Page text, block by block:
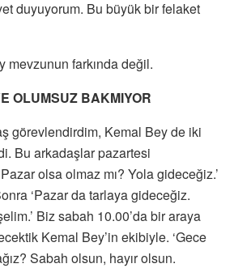
duyuyorum. Bu büyük bir felaket
mevzunun farkında değil.
OLUMSUZ BAKMIYOR
görevlendirdim, Kemal Bey de iki
Bu arkadaşlar pazartesi
olsa olmaz mı? Yola gideceğiz.’
‘Pazar da tarlaya gideceğiz.
Biz sabah 10.00’da bir araya
Kemal Bey’in ekibiyle. ‘Gece
Sabah olsun, hayır olsun.